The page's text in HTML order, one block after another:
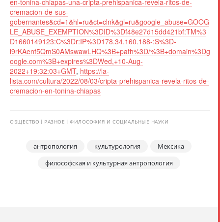
en-tonina-chiapas-una-cripta-prehispanica-revela-ritos-de-
cremacion-de-sus-
gobernantes&cd=1&hl=ru&ct=clnk&gl=ru&google_abuse=GOOG
LE_ABUSE_EXEMPTION%3DID%3Df48e27d15dd421bf:TM%3
D1660149123:C%3Dr:IP%3D178.34.160.188-:S%3D-
l9rKAenf5QmS0AMswawLHQ%3B+path%3D/%3B+domain%3Dg
oogle.com%3B+expires%3DWed,+10-Aug-
2022+19:32:03+GMT, https://la-
lista.com/cultura/2022/08/03/cripta-prehispanica-revela-ritos-de-
cremacion-en-tonina-chiapas
ОБЩЕСТВО РАЗНОЕ ФИЛОСОФИЯ И СОЦИАЛЬНЫЕ НАУКИ
антропология культурология
Мексика
философская и культурная антропология